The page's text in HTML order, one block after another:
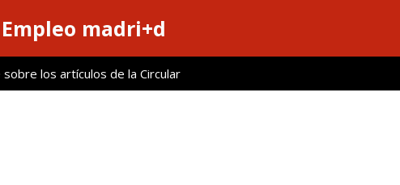
madri+d
los artículos de la Circular